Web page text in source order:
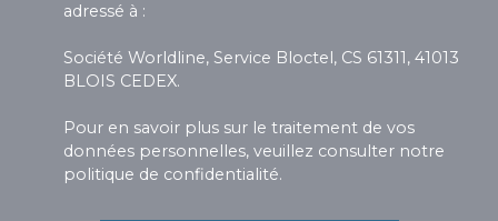
adressé à :
Société Worldline, Service Bloctel, CS 61311, 41013
BLOIS CEDEX.
Pour en savoir plus sur le traitement de vos
données personnelles, veuillez consulter notre
politique de confidentialité.